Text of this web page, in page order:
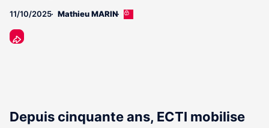
11/10/2025 Mathieu MARIN
Cet
Depuis cinquante ans, ECTI mobilise